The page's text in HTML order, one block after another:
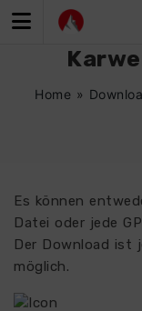
Inhalt
Home »
Es können
Datei oder jede
Der Download ist
möglich.